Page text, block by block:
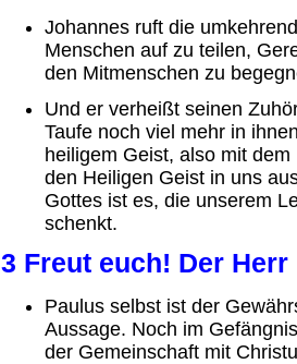
Johannes ruft die
Menschen auf zu teilen,
den Mitmenschen zu
Und er verheißt seinen
Taufe noch viel mehr in
heiligem Geist, also mit
den Heiligen Geist in uns
Gottes ist es, die unserem
schenkt.
3 Freut euch! Der Herr
Paulus selbst ist der
Aussage. Noch im
der Gemeinschaft mit